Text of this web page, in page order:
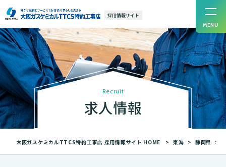
採用情報サイト
MENU
Recruit
求人情報
大阪ガスケミカルTTCS特約工事店 採用情報サイト HOME 東海 静岡県